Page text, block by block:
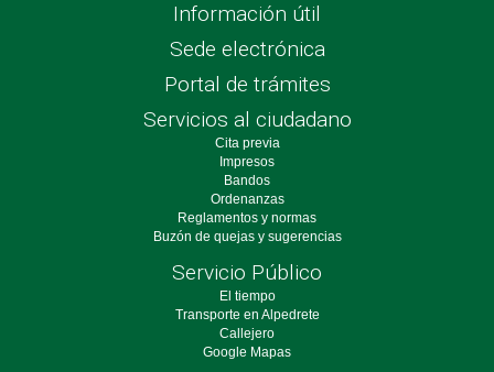
Información útil
Sede electrónica
Portal de trámites
Servicios al ciudadano
Cita previa
Impresos
Bandos
Ordenanzas
Reglamentos y normas
Buzón de quejas y sugerencias
Servicio Público
El tiempo
Transporte en Alpedrete
Callejero
Google Mapas